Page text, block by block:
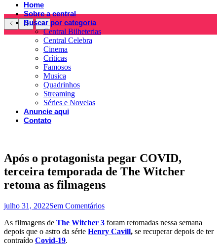
Home
Sobre a central
Buscar por categoria
Central Bilheterias
Central Celebra
Cinema
Críticas
Famosos
Musica
Quadrinhos
Streaming
Séries e Novelas
Anuncie aqui
Contato
Após o protagonista pegar COVID,
terceira temporada de The Witcher
retoma as filmagens
julho 31, 2022Sem Comentários
As filmagens de The Witcher 3 foram retomadas nessa semana
depois que o astro da série Henry Cavill, se recuperar depois de ter
contraído Covid-19.